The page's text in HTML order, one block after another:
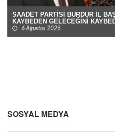
SAADET PARTİSİ BURDUR İL
KAYBEDEN GELECEĞİNİ
6 Ağustos 2026
SOSYAL MEDYA